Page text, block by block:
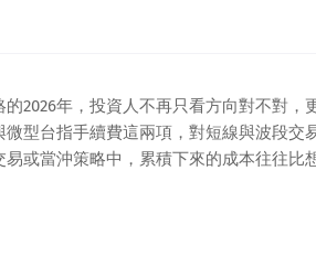
2026年，投資人不再只看方向對不對，
型台指手續費這兩項，對短線與波段交
或當沖策略中，累積下來的成本往往比